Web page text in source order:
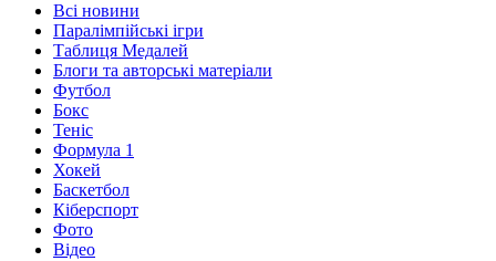
Всі новини
Паралімпійські ігри
Таблиця Медалей
Блоги та авторські матеріали
Футбол
Бокс
Теніс
Формула 1
Хокей
Баскетбол
Кіберспорт
Фото
Відео